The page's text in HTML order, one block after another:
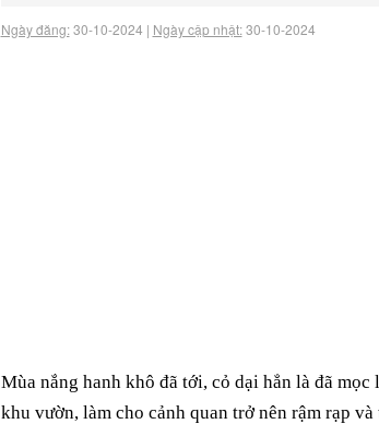
Ngày đăng:30-10-2024 | Ngày cập nhật:30-10-2024
Mùa nắng hanh khô đã tới, cỏ dại hẳn là đã
khu vườn, làm cho cảnh quan trở nên rậm rạp